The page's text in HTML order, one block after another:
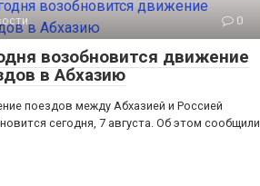
0
возобновится движение
в Абхазию
поездов между Абхазией и Россией
сегодня, 7 августа. Об этом сообщили